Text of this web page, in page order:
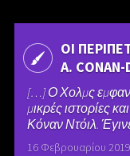
ΟΙ
A. CΟΝΑΝ-
[…] Ο Χολμς
μικρές ιστορίες
Κόναν Ντόιλ.
16 Φεβρουαρίου 2019